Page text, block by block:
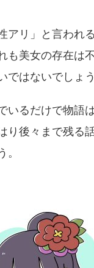
アリ」と言われ
も美女の存在は
ではないでしょ
いるだけで物語
り後々まで残る
。